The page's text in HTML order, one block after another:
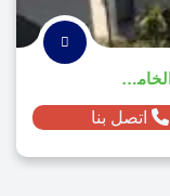
شقة مميزة للإيجار في كمبوند ازاد التجمع الخامس 2025
اتصل بنا